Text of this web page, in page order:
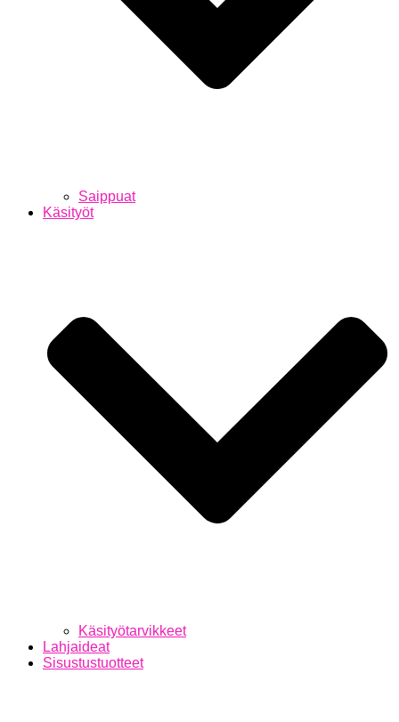
Saippuat
Käsityöt
Käsityötarvikkeet
Lahjaideat
Sisustustuotteet